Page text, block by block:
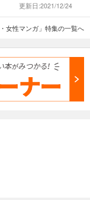
更新日:2021/12/24
・女性マンガ」特集の一覧へ